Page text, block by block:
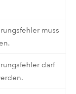
muss
darf